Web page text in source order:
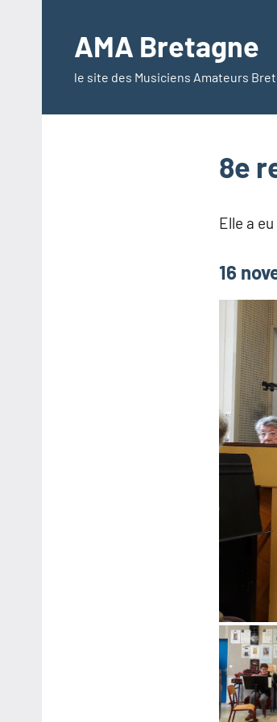
contenuAMA Bretagne
le site des Musiciens Amateurs
8e
Elle a
16